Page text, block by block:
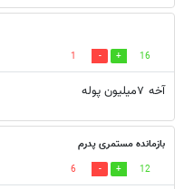
16
1
آخه ۷میلیون پوله
بازمانده مستمری پدرم
12
6